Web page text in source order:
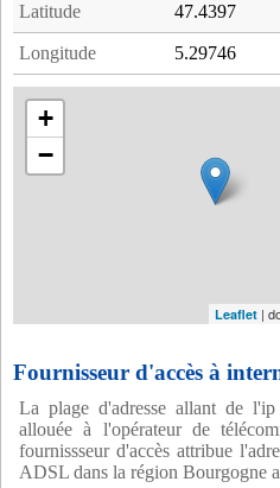
Latitude 47.4397
Longitude 5.29746
+
−
Leaflet |
Fournisseur d'accès à
La plage d'adresse allant de l'ip
allouée à l'opérateur de
fournissseur d'accès attribue
ADSL dans la région Bourgogne